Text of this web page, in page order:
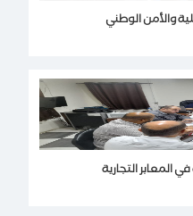
والأمن الوطني
المعابر التجارية